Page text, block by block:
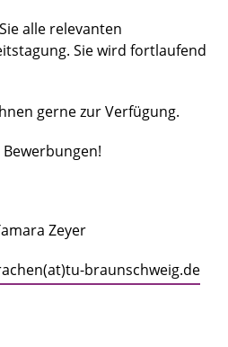
alle relevanten
Sie wird fortlaufend
gerne zur Verfügung.
Zeyer
braunschweig.de